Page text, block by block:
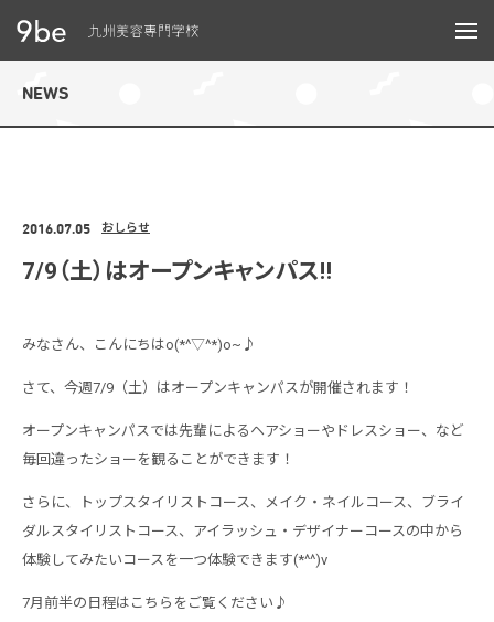
NEWS
2016.07.05 おしらせ
7/9（土）はオープンキャンパス‼
みなさん、こんにちはo(*^▽^*)o~♪
さて、今週7/9（土）はオープンキャンパスが開催されます！
オープンキャンパスでは先輩によるヘアショーやドレスショー、など
毎回違ったショーを観ることができます！
さらに、トップスタイリストコース、メイク・ネイルコース、ブライ
ダルスタイリストコース、アイラッシュ・デザイナーコースの中から
体験してみたいコースを一つ体験できます(*^^)v
7月前半の日程はこちらをご覧ください♪